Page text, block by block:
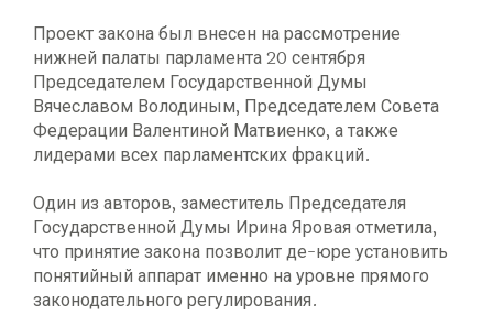
Проект закона был внесен на рассмотрение
нижней палаты парламента 20 сентября
Председателем Государственной Думы
Вячеславом Володиным, Председателем Совета
Федерации Валентиной Матвиенко, а также
лидерами всех парламентских фракций.
Один из авторов, заместитель Председателя
Государственной Думы Ирина Яровая отметила,
что принятие закона позволит де-юре установить
понятийный аппарат именно на уровне прямого
законодательного регулирования.